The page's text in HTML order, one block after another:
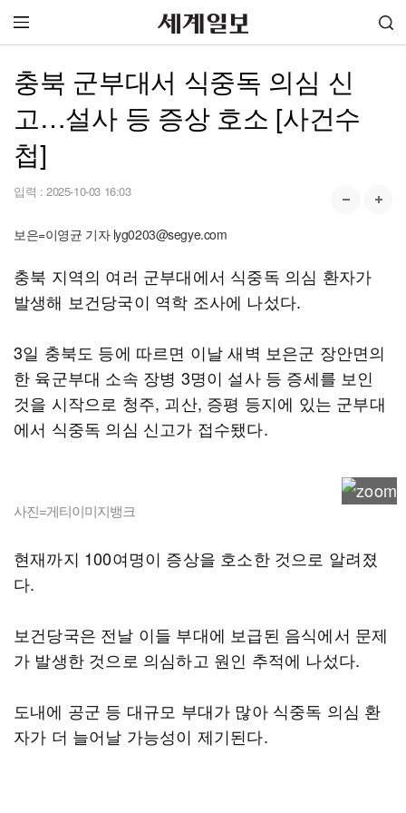
충북 군부대서 식중독 의심 신
고…설사 등 증상 호소 [사건수
첩]
입력 : 2025-10-03 16:03
보은=이영균 기자 lyg0203@segye.com
충북 지역의 여러 군부대에서 식중독 의심 환자가
발생해 보건당국이 역학 조사에 나섰다.
3일 충북도 등에 따르면 이날 새벽 보은군 장안면의
한 육군부대 소속 장병 3명이 설사 등 증세를 보인
것을 시작으로 청주, 괴산, 증평 등지에 있는 군부대
에서 식중독 의심 신고가 접수됐다.
사진=게티이미지뱅크
현재까지 100여명이 증상을 호소한 것으로 알려졌
다.
보건당국은 전날 이들 부대에 보급된 음식에서 문제
가 발생한 것으로 의심하고 원인 추적에 나섰다.
도내에 공군 등 대규모 부대가 많아 식중독 의심 환
자가 더 늘어날 가능성이 제기된다.